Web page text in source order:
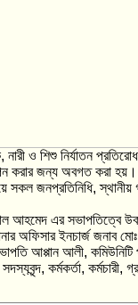
ও শিশু নির্যাতন
করার জন্য অবগত করা হয়।
সকল জনপ্রতিনিধি,
আহমেদ এর সভাপতিত্বে
অফিসার ইনচার্জ
আপ্পান আলী,
কর্মকর্তা, কর্মচারী,